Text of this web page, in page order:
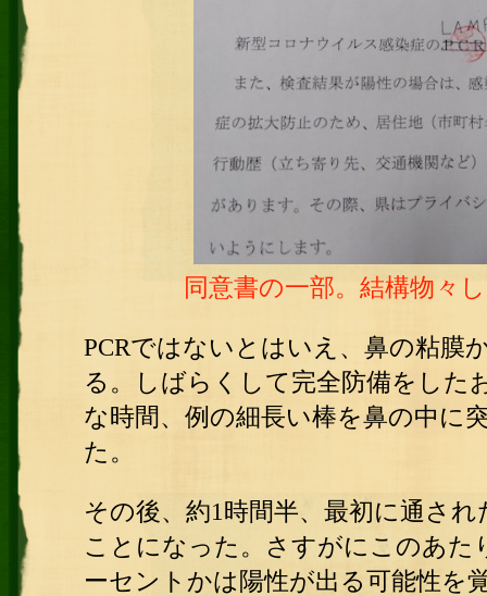
同意書の一部。結構物々
PCRではないとはいえ、鼻の粘膜
る。しばらくして完全防備をした
な時間、例の細長い棒を鼻の中に
た。
その後、約1時間半、最初に通さ
ことになった。さすがにこのあた
ーセントかは陽性が出る可能性を